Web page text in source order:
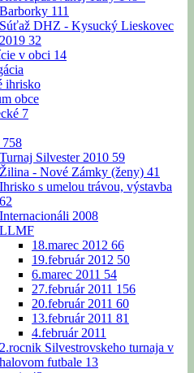
Barborky 111
Súťaž DHZ - Kysucký Lieskovec
2019 32
v obci 14
ihrisko
obce
7
758
Turnaj Silvester 2010 59
Žilina - Nové Zámky (ženy) 41
Ihrisko s umelou trávou, výstavba
62
Internacionáli 2008
LLMF
18.marec 2012 66
19.február 2012 50
6.marec 2011 54
27.február 2011 156
20.február 2011 60
13.február 2011 81
4.február 2011
2.rocnik Silvestrovskeho turnaja v
halovom futbale 13